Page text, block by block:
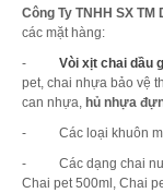
Công Ty TNHH SX TM
các mặt hàng:
-
Vòi xịt chai dầu
pet, chai nhựa bảo vệ
can nhựa, hủ nhựa
- Các loại khuôn
- Các dạng chai
Chai pet 500ml, Chai